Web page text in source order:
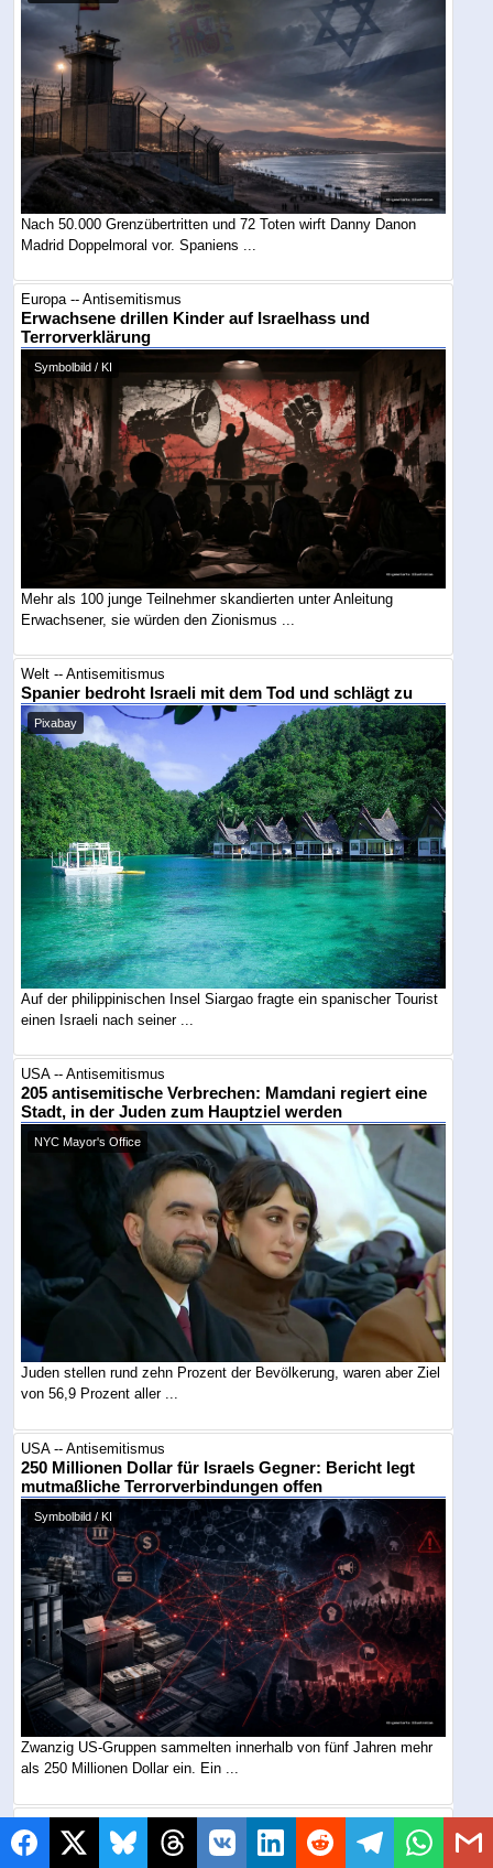
Nach 50.000 Grenzübertritten und 72 Toten wirft Danny Danon
Madrid Doppelmoral vor. Spaniens ...
Europa -- Antisemitismus
Erwachsene drillen Kinder auf Israelhass und
Terrorverklärung
Symbolbild / KI
Mehr als 100 junge Teilnehmer skandierten unter Anleitung
Erwachsener, sie würden den Zionismus ...
Welt -- Antisemitismus
Spanier bedroht Israeli mit dem Tod und schlägt zu
Pixabay
Auf der philippinischen Insel Siargao fragte ein spanischer Tourist
einen Israeli nach seiner ...
USA -- Antisemitismus
205 antisemitische Verbrechen: Mamdani regiert eine
Stadt, in der Juden zum Hauptziel werden
NYC Mayor's Office
Juden stellen rund zehn Prozent der Bevölkerung, waren aber Ziel
von 56,9 Prozent aller ...
USA -- Antisemitismus
250 Millionen Dollar für Israels Gegner: Bericht legt
mutmaßliche Terrorverbindungen offen
Symbolbild / KI
Zwanzig US-Gruppen sammelten innerhalb von fünf Jahren mehr
als 250 Millionen Dollar ein. Ein ...
Europa -- Antisemitismus
Ein hebräisches Wort genügt: Hasswelle gegen
Ronaldo-Partnerin